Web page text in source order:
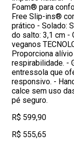
Foam® para
Free Slip-ins®
prático - Solado:
do salto: 3,1 cm -
veganos
Proporciona
respirabilidade. -
entressola que
responsivo. -
calce sem uso
pé seguro.
R$ 599,90
R$ 555,65